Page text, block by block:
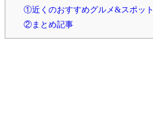
①近くのおすすめグルメ&スポット
②まとめ記事